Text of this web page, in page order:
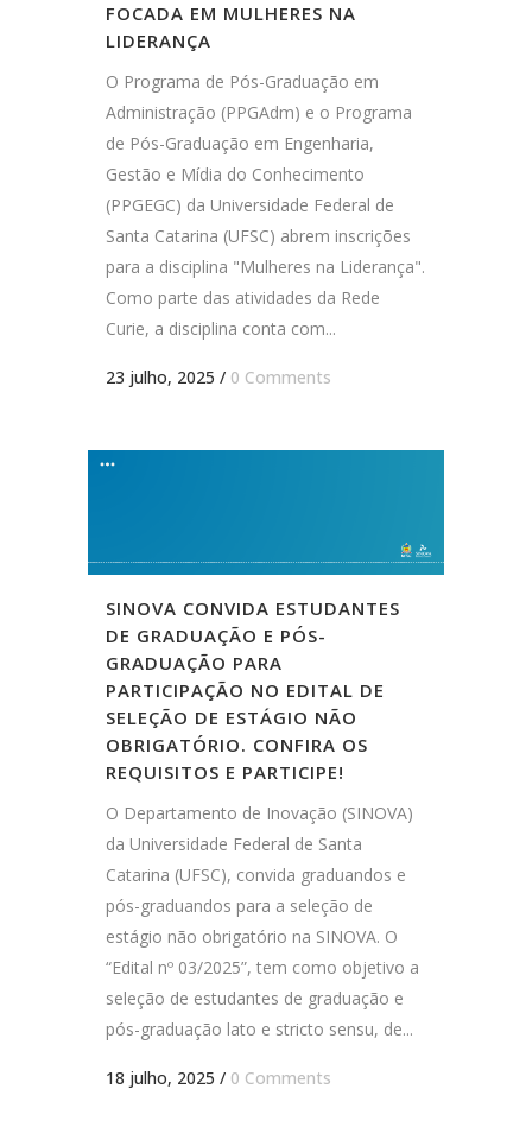
FOCADA EM MULHERES NA
LIDERANÇA
O Programa de Pós-Graduação em
Administração (PPGAdm) e o Programa
de Pós-Graduação em Engenharia,
Gestão e Mídia do Conhecimento
(PPGEGC) da Universidade Federal de
Santa Catarina (UFSC) abrem inscrições
para a disciplina "Mulheres na Liderança".
Como parte das atividades da Rede
Curie, a disciplina conta com...
23 julho, 2025 / 0 Comments
SINOVA CONVIDA ESTUDANTES
DE GRADUAÇÃO E PÓS-
GRADUAÇÃO PARA
PARTICIPAÇÃO NO EDITAL DE
SELEÇÃO DE ESTÁGIO NÃO
OBRIGATÓRIO. CONFIRA OS
REQUISITOS E PARTICIPE!
O Departamento de Inovação (SINOVA)
da Universidade Federal de Santa
Catarina (UFSC), convida graduandos e
pós-graduandos para a seleção de
estágio não obrigatório na SINOVA. O
“Edital nº 03/2025”, tem como objetivo a
seleção de estudantes de graduação e
pós-graduação lato e stricto sensu, de...
18 julho, 2025 / 0 Comments